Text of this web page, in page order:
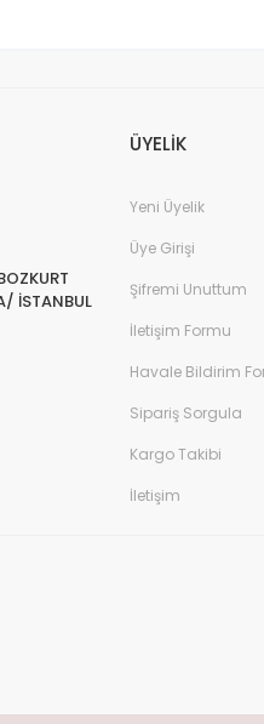
İSTANBUL
ÜYELİK
Yeni Üyelik
Üye Girişi
Şifremi Unuttum
İletişim Formu
Havale Bildirim
Sipariş Sorgula
Kargo Takibi
İletişim